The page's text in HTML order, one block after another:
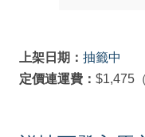
上架日期： 抽籤中
定價連運費： $1,475